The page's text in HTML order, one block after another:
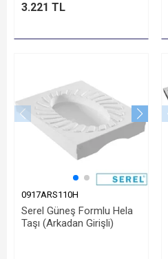
3.221 TL
0917ARS110H
Serel Güneş Formlu Hela
Taşı (Arkadan Girişli)